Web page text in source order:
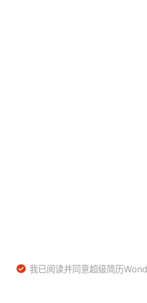
我已阅读并同意超级简历